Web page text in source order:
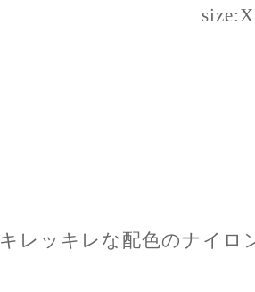
キレッキレな配色のナイロ